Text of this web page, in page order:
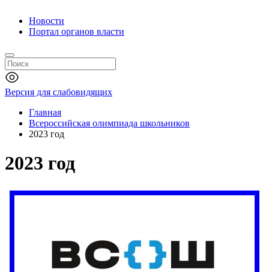
Новости
Портал органов власти
Версия для слабовидящих
Главная
Всероссийская олимпиада школьников
2023 год
2023 год